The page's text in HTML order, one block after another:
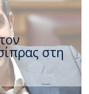
κύμα
Κελσίου